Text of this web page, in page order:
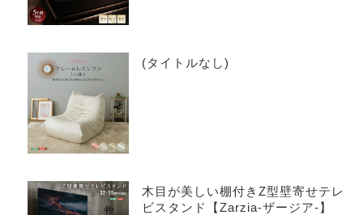
(タイトルなし)
木目が美しい棚付きZ型壁寄せテレ
ビスタンド【Zarzia-ザージア-】